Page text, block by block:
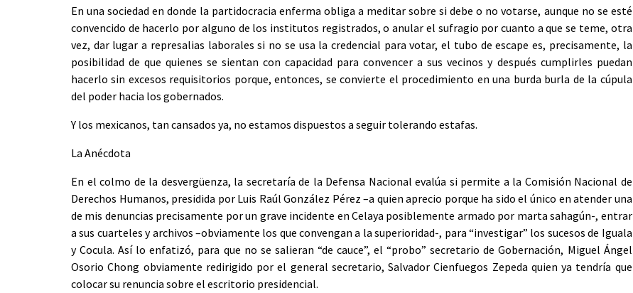
En una sociedad en donde la partidocracia enferma obliga a meditar sobre si debe o no votarse, aunque no se esté
convencido de hacerlo por alguno de los institutos registrados, o anular el sufragio por cuanto a que se teme, otra
vez, dar lugar a represalias laborales si no se usa la credencial para votar, el tubo de escape es, precisamente, la
posibilidad de que quienes se sientan con capacidad para convencer a sus vecinos y después cumplirles puedan
hacerlo sin excesos requisitorios porque, entonces, se convierte el procedimiento en una burda burla de la cúpula
del poder hacia los gobernados.
Y los mexicanos, tan cansados ya, no estamos dispuestos a seguir tolerando estafas.
La Anécdota
En el colmo de la desvergüenza, la secretaría de la Defensa Nacional evalúa si permite a la Comisión Nacional de
Derechos Humanos, presidida por Luis Raúl González Pérez –a quien aprecio porque ha sido el único en atender una
de mis denuncias precisamente por un grave incidente en Celaya posiblemente armado por marta sahagún-, entrar
a sus cuarteles y archivos –obviamente los que convengan a la superioridad-, para “investigar” los sucesos de Iguala
y Cocula. Así lo enfatizó, para que no se salieran “de cauce”, el “probo” secretario de Gobernación, Miguel Ángel
Osorio Chong obviamente redirigido por el general secretario, Salvador Cienfuegos Zepeda quien ya tendría que
colocar su renuncia sobre el escritorio presidencial.